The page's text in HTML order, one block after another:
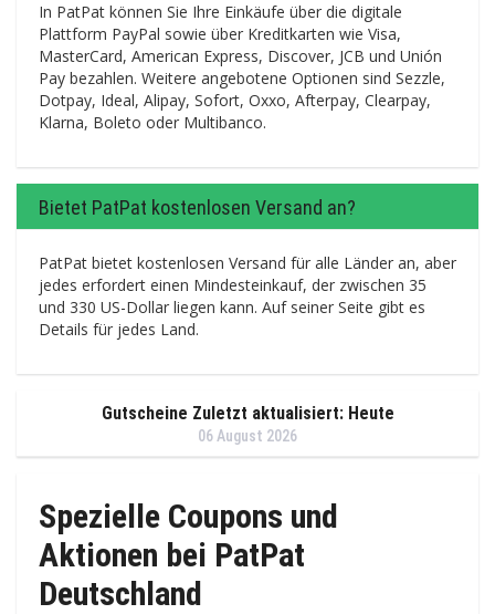
In PatPat können Sie Ihre Einkäufe über die digitale
Plattform PayPal sowie über Kreditkarten wie Visa,
MasterCard, American Express, Discover, JCB und Unión
Pay bezahlen. Weitere angebotene Optionen sind Sezzle,
Dotpay, Ideal, Alipay, Sofort, Oxxo, Afterpay, Clearpay,
Klarna, Boleto oder Multibanco.
Bietet PatPat kostenlosen Versand an?
PatPat bietet kostenlosen Versand für alle Länder an, aber
jedes erfordert einen Mindesteinkauf, der zwischen 35
und 330 US-Dollar liegen kann. Auf seiner Seite gibt es
Details für jedes Land.
Gutscheine Zuletzt aktualisiert: Heute
06 August 2026
Spezielle Coupons und
Aktionen bei PatPat
Deutschland